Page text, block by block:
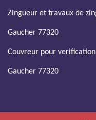
Zingueur et travaux de
Gaucher 77320
Couvreur pour
Gaucher 77320